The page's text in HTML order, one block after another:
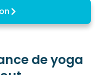
de yoga